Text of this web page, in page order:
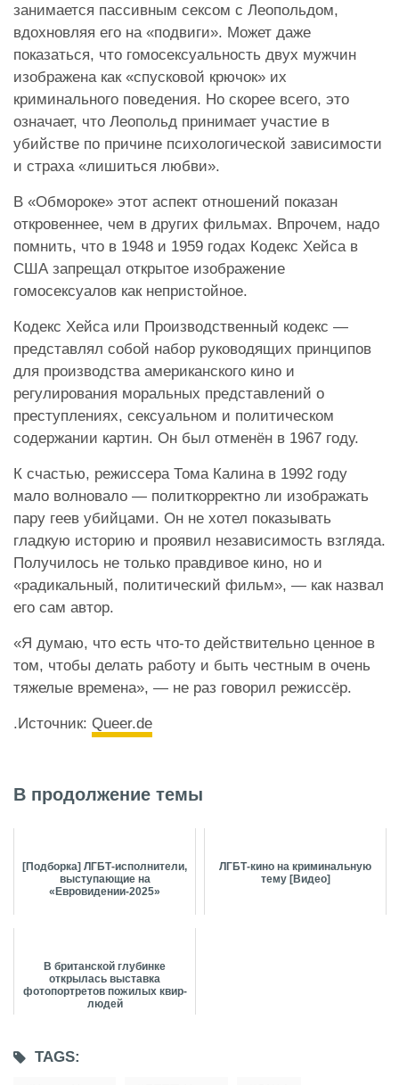
занимается пассивным сексом с Леопольдом,
вдохновляя его на «подвиги». Может даже
показаться, что гомосексуальность двух мужчин
изображена как «спусковой крючок» их
криминального поведения. Но скорее всего, это
означает, что Леопольд принимает участие в
убийстве по причине психологической зависимости
и страха «лишиться любви».
В «Обмороке» этот аспект отношений показан
откровеннее, чем в других фильмах. Впрочем, надо
помнить, что в 1948 и 1959 годах Кодекс Хейса в
США запрещал открытое изображение
гомосексуалов как непристойное.
Кодекс Хейса или Производственный кодекс —
представлял собой набор руководящих принципов
для производства американского кино и
регулирования моральных представлений о
преступлениях, сексуальном и политическом
содержании картин. Он был отменён в 1967 году.
К счастью, режиссера Тома Калина в 1992 году
мало волновало — политкорректно ли изображать
пару геев убийцами. Он не хотел показывать
гладкую историю и проявил независимость взгляда.
Получилось не только правдивое кино, но и
«радикальный, политический фильм», — как назвал
его сам автор.
«Я думаю, что есть что-то действительно ценное в
том, чтобы делать работу и быть честным в очень
тяжелые времена», — не раз говорил режиссёр.
.Источник: Queer.de
В продолжение темы
[Подборка] ЛГБТ-исполнители,
выступающие на
«Евровидении-2025»
ЛГБТ-кино на криминальную
тему [Видео]
В британской глубинке
открылась выставка
фотопортретов пожилых квир-
людей
TAGS: